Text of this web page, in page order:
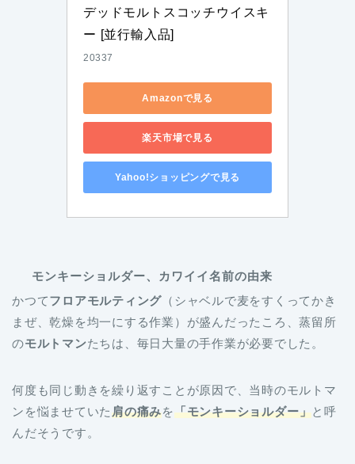
デッドモルトスコッチウイスキ
ー [並行輸入品]
20337
Amazonで見る
楽天市場で見る
Yahoo!ショッピングで見る
モンキーショルダー、カワイイ名前の由来
かつてフロアモルティング （シャベルで麦をすくってかき
まぜ、乾燥を均一にする作業）が盛んだったころ、蒸留所
のモルトマンたちは、毎日大量の手作業が必要でした。
何度も同じ動きを繰り返すことが原因で、当時のモルトマ
ンを悩ませていた肩の痛みを「モンキーショルダー」と呼
んだそうです。